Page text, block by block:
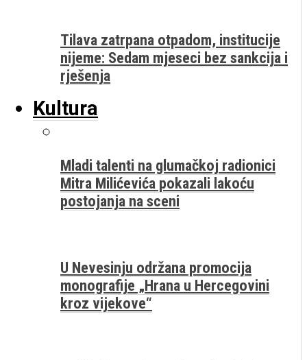
Tilava zatrpana otpadom, institucije
nijeme: Sedam mjeseci bez sankcija i
rješenja
Kultura
Mladi talenti na glumačkoj radionici
Mitra Milićevića pokazali lakoću
postojanja na sceni
U Nevesinju održana promocija
monografije „Hrana u Hercegovini
kroz vijekove“